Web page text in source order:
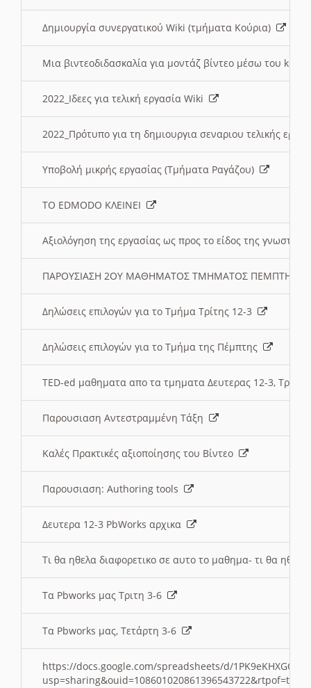
Δημιουργία συνεργατικού Wiki (τμήματα Κούρια)
Μια βιντεοδιδασκαλία για μοντάζ βίντεο μέσω του
2022_Ιδεες για τελική εργασία Wiki
2022_Πρότυπο για τη δημιουργια σεναριου τελικής
Υποβολή μικρής εργασίας (Τμήματα Ραγάζου)
ΤΟ EDMODO ΚΛΕΙΝΕΙ
Αξιολόγηση της εργασίας ως προς το είδος της
ΠΑΡΟΥΣΙΑΣΗ 2ΟΥ ΜΑΘΗΜΑΤΟΣ ΤΜΗΜΑΤΟΣ
Δηλώσεις επιλογών για το Τμήμα Τρίτης 12-3
Δηλώσεις επιλογών για το Τμήμα της Πέμπτης
TED-ed μαθηματα απο τα τμηματα Δευτερας 12-3,
Παρουσιαση Αντεστραμμένη Τάξη
Καλές Πρακτικές αξιοποίησης του Βίντεο
Παρουσιαση: Authoring tools
Δευτερα 12-3 PbWorks αρχικα
Τι θα ηθελα διαφορετικο σε αυτο το μαθημα- τι θα
Τα Pbworks μας Τριτη 3-6
Τα Pbworks μας, Τετάρτη 3-6
https://docs.google.com/spreadsheets/d/